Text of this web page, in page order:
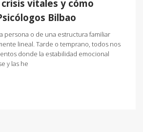
crisis vitales y cómo
Bilbao
persona o de una estructura familiar
lineal. Tarde o temprano, todos nos
donde la estabilidad emocional
y las he